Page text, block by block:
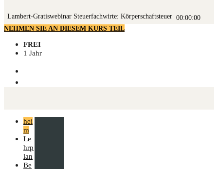
Lam­bert-Gra­tis­web­i­nar Steu­er­fach­wir­te: Körperschaftsteuer 00:00:00
NEHMEN SIE AN DIESEM KURS TEIL
FREI
1 Jahr
hei
m
Le
hrp
lan
Be